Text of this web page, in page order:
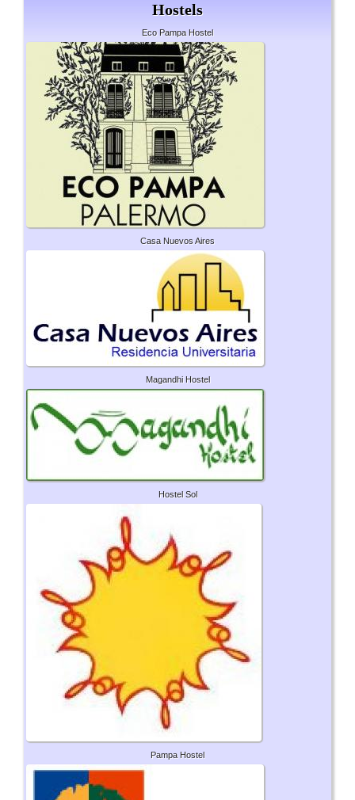
Hostels
Eco Pampa Hostel
Casa Nuevos Aires
Magandhi Hostel
Hostel Sol
Pampa Hostel